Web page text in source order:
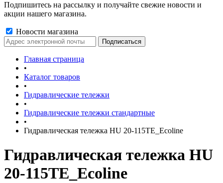
Подпишитесь на рассылку и получайте свежие новости и
акции нашего магазина.
Новости магазина
Главная страница
•
Каталог товаров
•
Гидравлические тележки
•
Гидравлические тележки стандартные
•
Гидравлическая тележка HU 20-115TE_Ecoline
Гидравлическая тележка HU
20-115TE_Ecoline